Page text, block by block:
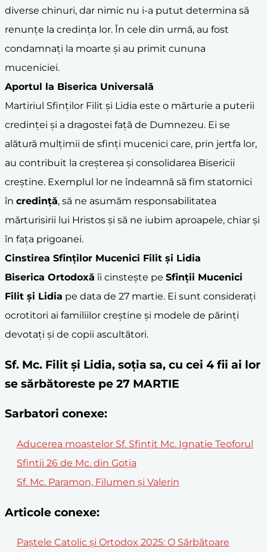
diverse chinuri, dar nimic nu i-a putut determina să
renunțe la credința lor. În cele din urmă, au fost
condamnați la moarte și au primit cununa
muceniciei.
Aportul la Biserica Universală
Martiriul Sfinților Filit și Lidia este o mărturie a puterii
credinței și a dragostei față de Dumnezeu. Ei se
alătură mulțimii de sfinți mucenici care, prin jertfa lor,
au contribuit la creșterea și consolidarea Bisericii
creștine. Exemplul lor ne îndeamnă să fim statornici
în credință, să ne asumăm responsabilitatea
mărturisirii lui Hristos și să ne iubim aproapele, chiar și
în fața prigoanei.
Cinstirea Sfinților Mucenici Filit și Lidia
Biserica Ortodoxă îi cinstește pe Sfinții Mucenici
Filit și Lidia pe data de 27 martie. Ei sunt considerați
ocrotitori ai familiilor creștine și modele de părinți
devotați și de copii ascultători.
Sf. Mc. Filit și Lidia, soția sa, cu cei 4 fii ai lor
se sărbătoreste pe 27 MARTIE
Sarbatori conexe:
Aducerea moaştelor Sf. Sfinţit Mc. Ignatie Teoforul
Sfintii 26 de Mc. din Goţia
Sf. Mc. Paramon, Filumen şi Valerin
Articole conexe:
Paștele Catolic și Ortodox 2025: O Sărbătoare